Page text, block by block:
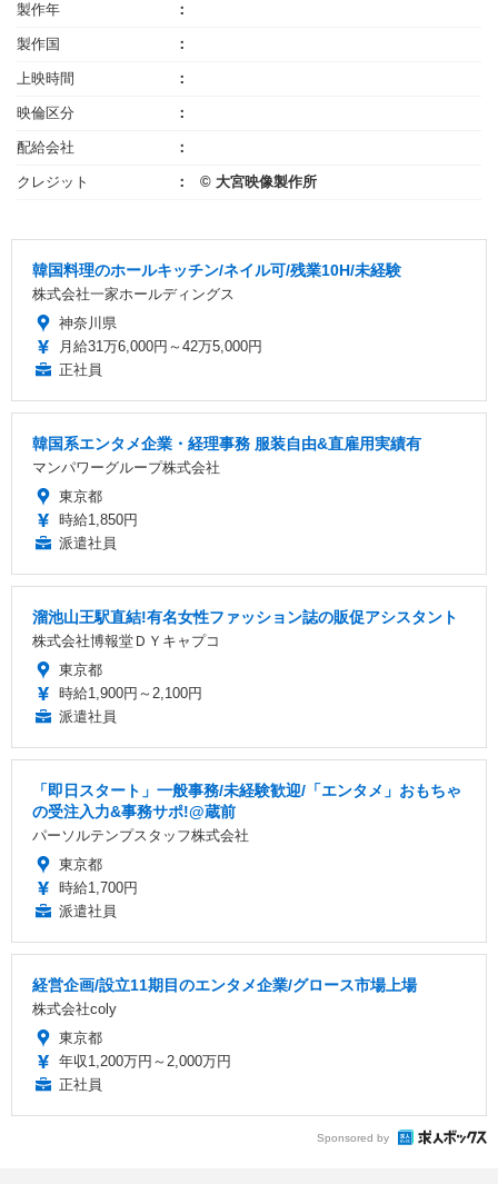
製作年
製作国
上映時間
映倫区分
配給会社
クレジット © 大宮映像製作所
韓国料理のホールキッチン/ネイル可/残業10H/未経験
株式会社一家ホールディングス
神奈川県
月給31万6,000円～42万5,000円
正社員
韓国系エンタメ企業・経理事務 服装自由&直雇用実績有
マンパワーグループ株式会社
東京都
時給1,850円
派遣社員
溜池山王駅直結!有名女性ファッション誌の販促アシスタント
株式会社博報堂ＤＹキャプコ
東京都
時給1,900円～2,100円
派遣社員
「即日スタート」一般事務/未経験歓迎/「エンタメ」おもちゃ
の受注入力&事務サポ!@蔵前
パーソルテンプスタッフ株式会社
東京都
時給1,700円
派遣社員
経営企画/設立11期目のエンタメ企業/グロース市場上場
株式会社coly
東京都
年収1,200万円～2,000万円
正社員
Sponsored by